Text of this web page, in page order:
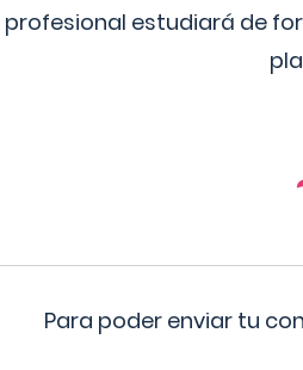
estudiará de
Para poder enviar tu